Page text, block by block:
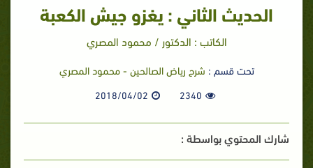
الحديث الثاني : يغزو جيش الكعبة
الكاتب : الدكتور / محمود المصري
تحت قسم : شرح رياض الصالحين - محمود المصري
2340
2018/04/02
شارك المحتوي بواسطة :